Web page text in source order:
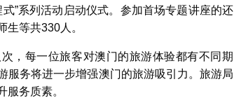
”系列活动启动仪式。参加首场专题讲座的还
等共330人。
，每一位旅客对澳门的旅游体验都有不同期
服务将进一步增强澳门的旅游吸引力。旅游局
务质素。